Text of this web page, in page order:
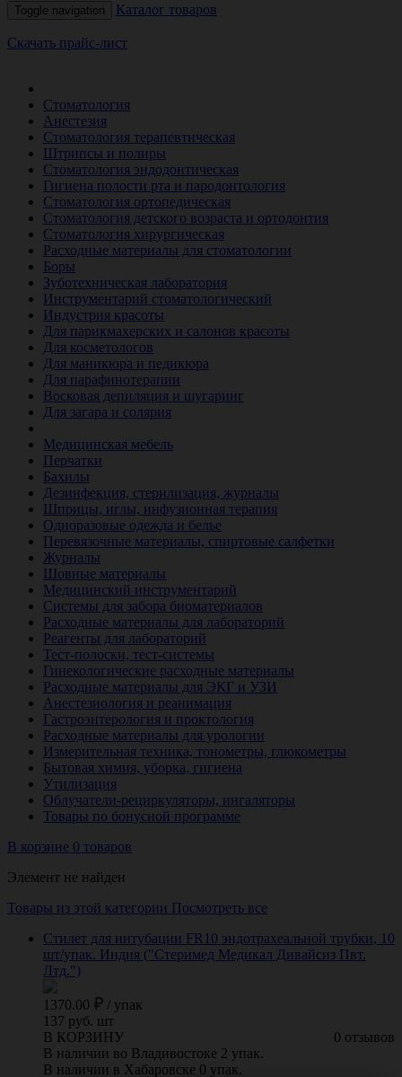
Toggle navigation Каталог товаров
Скачать прайс-лист
Стоматология
Анестезия
Стоматология терапевтическая
Штрипсы и полиры
Стоматология эндодонтическая
Гигиена полости рта и пародонтология
Стоматология ортопедическая
Стоматология детского возраста и ортодонтия
Стоматология хирургическая
Расходные материалы для стоматологии
Боры
Зуботехническая лаборатория
Инструментарий стоматологический
Индустрия красоты
Для парикмахерских и салонов красоты
Для косметологов
Для маникюра и педикюра
Для парафинотерапии
Восковая депиляция и шугаринг
Для загара и солярия
Медицинская мебель
Перчатки
Бахилы
Дезинфекция, стерилизация, журналы
Шприцы, иглы, инфузионная терапия
Одноразовые одежда и белье
Перевязочные материалы, спиртовые салфетки
Журналы
Шовные материалы
Медицинский инструментарий
Системы для забора биоматериалов
Расходные материалы для лабораторий
Реагенты для лабораторий
Тест-полоски, тест-системы
Гинекологические расходные материалы
Расходные материалы для ЭКГ и УЗИ
Анестезиология и реанимация
Гастроэнтерология и проктология
Расходные материалы для урологии
Измерительная техника, тонометры, глюкометры
Бытовая химия, уборка, гигиена
Утилизация
Облучатели-рециркуляторы, ингаляторы
Товары по бонусной программе
В корзине 0 товаров
Элемент не найден
Товары из этой категории Посмотреть все
Стилет для интубации FR10 эндотрахеальной трубки, 10
шт/упак. Индия ("Стеримед Медикал Дивайсиз Пвт.
Лтд.")
1370.00 / упак
137 руб. шт
0 отзывов
В КОРЗИНУ
В наличии во Владивостоке 2 упак.
В наличии в Хабаровске 0 упак.